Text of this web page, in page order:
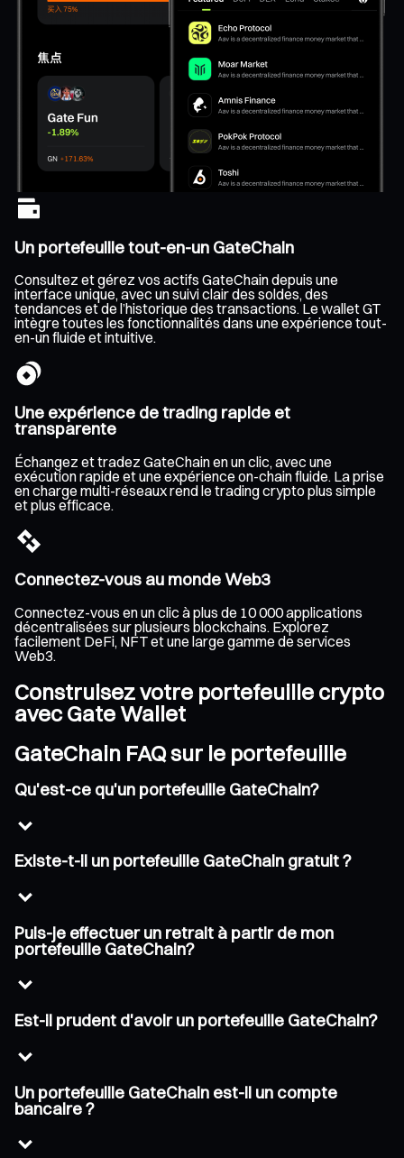
Un portefeuille tout-en-un GateChain
Consultez et gérez vos actifs GateChain depuis une
interface unique, avec un suivi clair des soldes, des
tendances et de l’historique des transactions. Le wallet GT
intègre toutes les fonctionnalités dans une expérience tout-
en-un fluide et intuitive.
Une expérience de trading rapide et
transparente
Échangez et tradez GateChain en un clic, avec une
exécution rapide et une expérience on-chain fluide. La prise
en charge multi-réseaux rend le trading crypto plus simple
et plus efficace.
Connectez-vous au monde Web3
Connectez-vous en un clic à plus de 10 000 applications
décentralisées sur plusieurs blockchains. Explorez
facilement DeFi, NFT et une large gamme de services
Web3.
Construisez votre portefeuille crypto
avec Gate Wallet
GateChain FAQ sur le portefeuille
Qu'est-ce qu'un portefeuille GateChain?
Existe-t-il un portefeuille GateChain gratuit ?
Puis-je effectuer un retrait à partir de mon
portefeuille GateChain?
Est-il prudent d'avoir un portefeuille GateChain?
Un portefeuille GateChain est-il un compte
bancaire ?